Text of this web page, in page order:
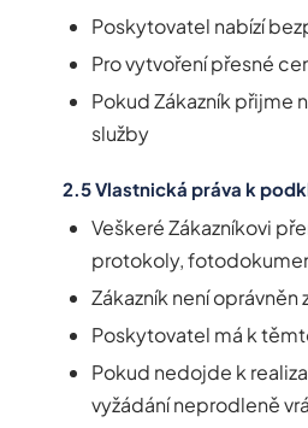
Poskytovatel nabízí
Pro vytvoření přesné
Pokud Zákazník přijme
služby
2.5 Vlastnická práva k
Veškeré Zákazníkovi
protokoly,
Zákazník není
Poskytovatel má k
Pokud nedojde k
vyžádání neprodleně